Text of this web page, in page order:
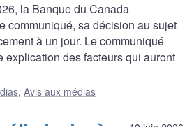
la Banque du Canada
communiqué, sa décision au sujet
à un jour. Le communiqué
explication des facteurs qui auront
, Avis aux médias